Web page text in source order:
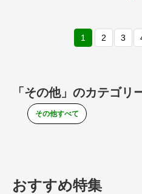
1 2 3
「その他」のカテゴリ
その他すべて
おすすめ特集